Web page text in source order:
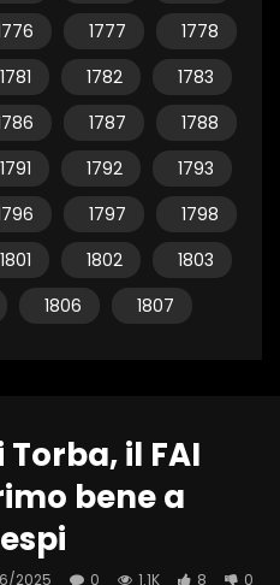
1777
1778
1781 1782
1783
1787
1788
1791 1792
1793
1797
1798
1801 1802
1803
1806 1807
il FAI
bene a
2025 0 1.1K 8 0